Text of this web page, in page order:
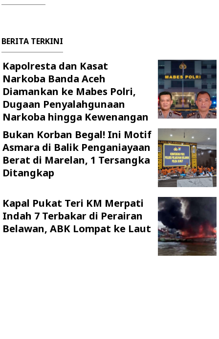
BERITA TERKINI
Kapolresta dan Kasat
Narkoba Banda Aceh
Diamankan ke Mabes Polri,
Dugaan Penyalahgunaan
Narkoba hingga Kewenangan
Bukan Korban Begal! Ini Motif
Asmara di Balik Penganiayaan
Berat di Marelan, 1 Tersangka
Ditangkap
Kapal Pukat Teri KM Merpati
Indah 7 Terbakar di Perairan
Belawan, ABK Lompat ke Laut